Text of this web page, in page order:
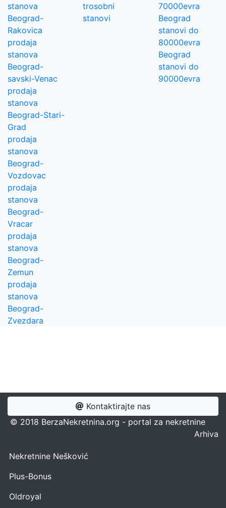
stanova
Beograd-
Rakovica
prodaja
stanova
Beograd-
savski-Venac
prodaja
stanova
Beograd-Stari-
Grad
prodaja
stanova
Beograd-
Vozdovac
prodaja
stanova
Beograd-
Vracar
prodaja
stanova
Beograd-
Zemun
prodaja
stanova
Beograd-
Zvezdara
trosobni
stanovi
70000evra
Beograd
stanovi do
80000evra
Beograd
stanovi do
90000evra
Kontaktirajte nas
© 2018 BerzaNekretnina.org - portal za nekretnine
Arhiva
Nekretnine Nešković
Plus-Bonus
Oldroyal